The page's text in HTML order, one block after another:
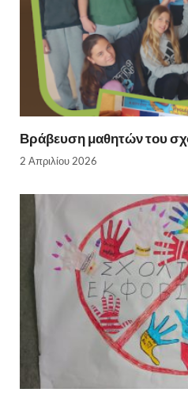
Βράβευση μαθητών του
2 Απριλίου 2026